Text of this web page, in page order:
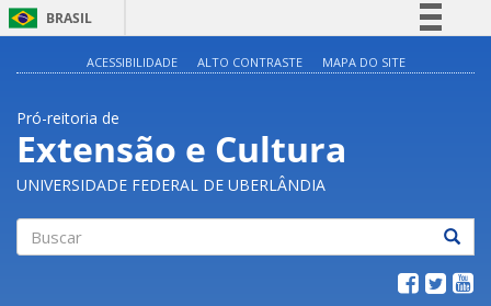
BRASIL
Acesso à informação
Legislação
Canais
ACESSIBILIDADE ALTO CONTRASTE MAPA DO SITE
Pró-reitoria de
Extensão e Cultura
UNIVERSIDADE FEDERAL DE UBERLÂNDIA